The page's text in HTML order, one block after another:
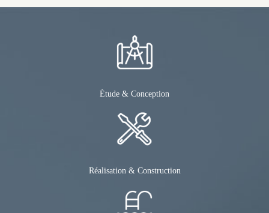
Étude & Conception
Réalisation & Construction